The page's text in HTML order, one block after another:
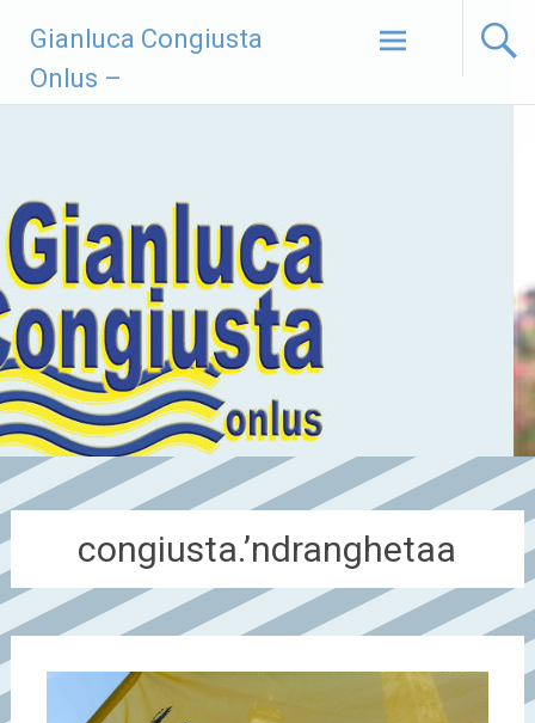
contenuto
Gianluca Congiusta
Onlus –
congiusta.’ndranghetaa